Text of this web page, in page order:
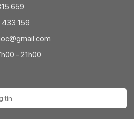
659
433 159
- 21h00